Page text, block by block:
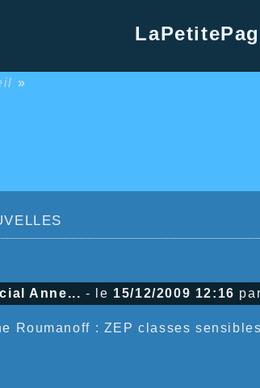
»
Anne... - le 15/12/2009 12:16 par
Roumanoff : ZEP classes